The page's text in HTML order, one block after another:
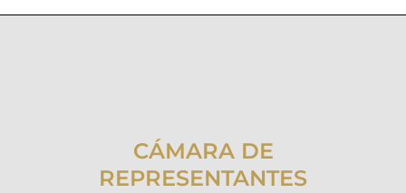
CÁMARA DE
REPRESENTANTES